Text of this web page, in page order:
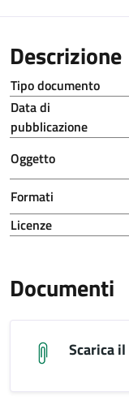
Descrizione
Tipo documento
Data di
pubblicazione
Oggetto
Formati
Licenze
Documenti
Scarica